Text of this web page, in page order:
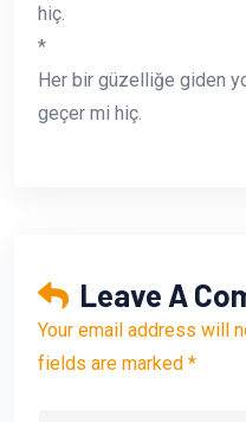
hiç.
*
Her bir güzelliğe giden
geçer mi hiç.
Leave A
Your email address will
fields are marked *